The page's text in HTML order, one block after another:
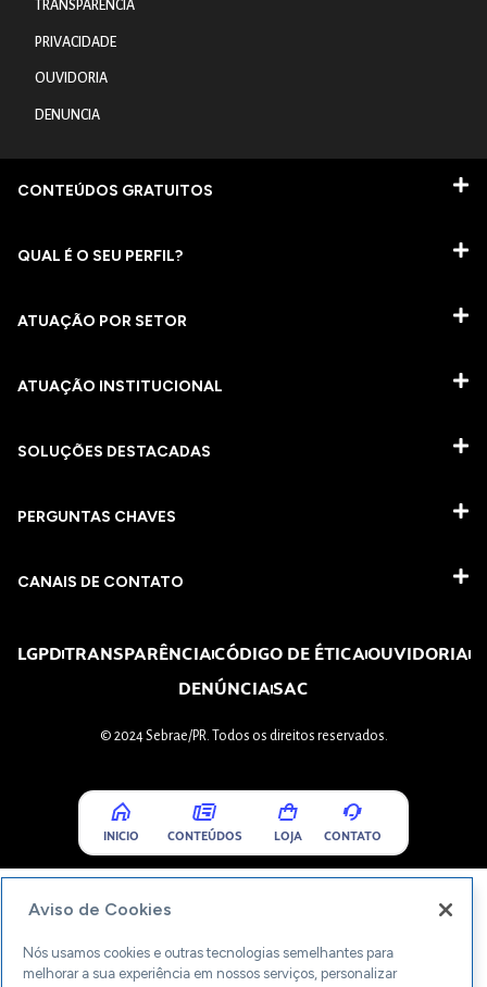
TRANSPARÊNCIA
PRIVACIDADE
OUVIDORIA
DENUNCIA
CONTEÚDOS GRATUITOS
QUAL É O SEU PERFIL?
ATUAÇÃO POR SETOR
ATUAÇÃO INSTITUCIONAL
SOLUÇÕES DESTACADAS
PERGUNTAS CHAVES​
CANAIS DE CONTATO
LGPDTRANSPARÊNCIACÓDIGO DE ÉTICAOUVIDORIA
DENÚNCIASAC
© 2024 Sebrae/PR. Todos os direitos reservados.
INICIO CONTEÚDOS LOJA CONTATO
Aviso de Cookies
Nós usamos cookies e outras tecnologias semelhantes para
melhorar a sua experiência em nossos serviços, personalizar